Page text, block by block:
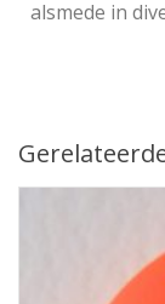
alsmede in